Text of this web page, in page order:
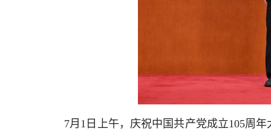
7月1日上午，庆祝中国共产党成立105周年